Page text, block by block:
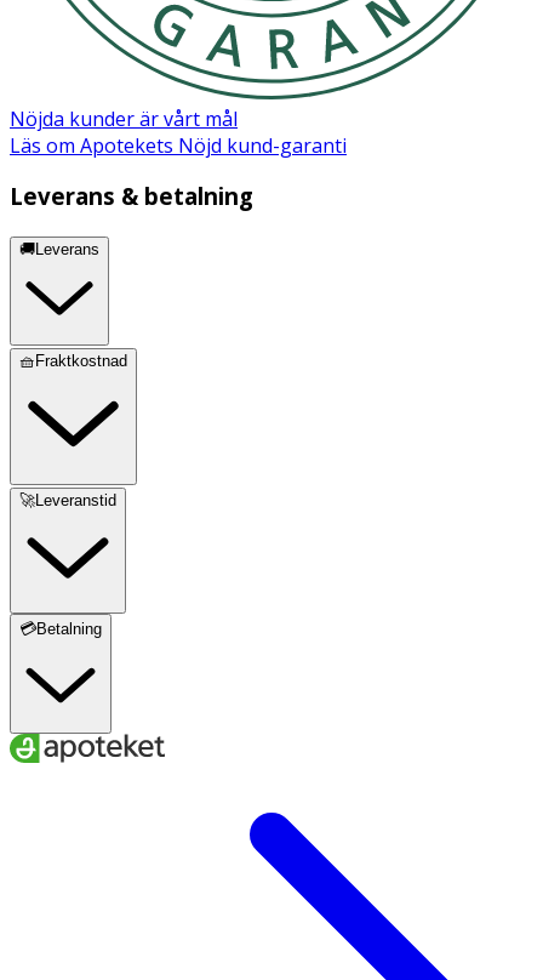
Nöjda kunder är vårt mål
Läs om Apotekets Nöjd kund-garanti
Leverans & betalning
🚚Leverans
🧺Fraktkostnad
🚀Leveranstid
💳Betalning